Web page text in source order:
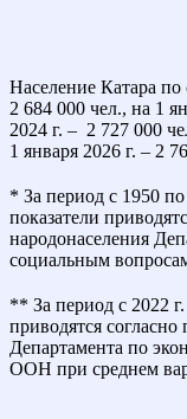
Население Катара по
2 684 000 чел., на 1
2024 г. – 2 727 000
1 января 2026 г. – 2
* За период с 1950
показатели
народонаселения
социальным
** За период с 2022
приводятся
Департамента по
ООН при среднем